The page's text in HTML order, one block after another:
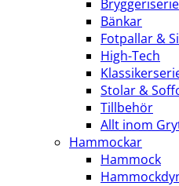
Bänkar
Fotpallar &
High-Tech
Stolar &
Tillbehör
Allt inom
Hammockar
Hammock